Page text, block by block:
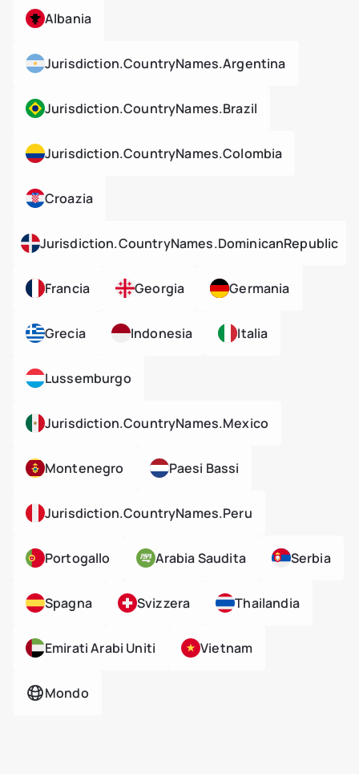
Albania
Jurisdiction.countryNames.argentina
Jurisdiction.countryNames.brazil
Jurisdiction.countryNames.colombia
Croazia
Jurisdiction.countryNames.dominicanRepublic
Francia Georgia Germania
Grecia Indonesia Italia
Lussemburgo
Jurisdiction.countryNames.mexico
Montenegro Paesi Bassi
Jurisdiction.countryNames.peru
Portogallo Arabia Saudita Serbia
Spagna Svizzera Thailandia
Emirati Arabi Uniti Vietnam
Mondo